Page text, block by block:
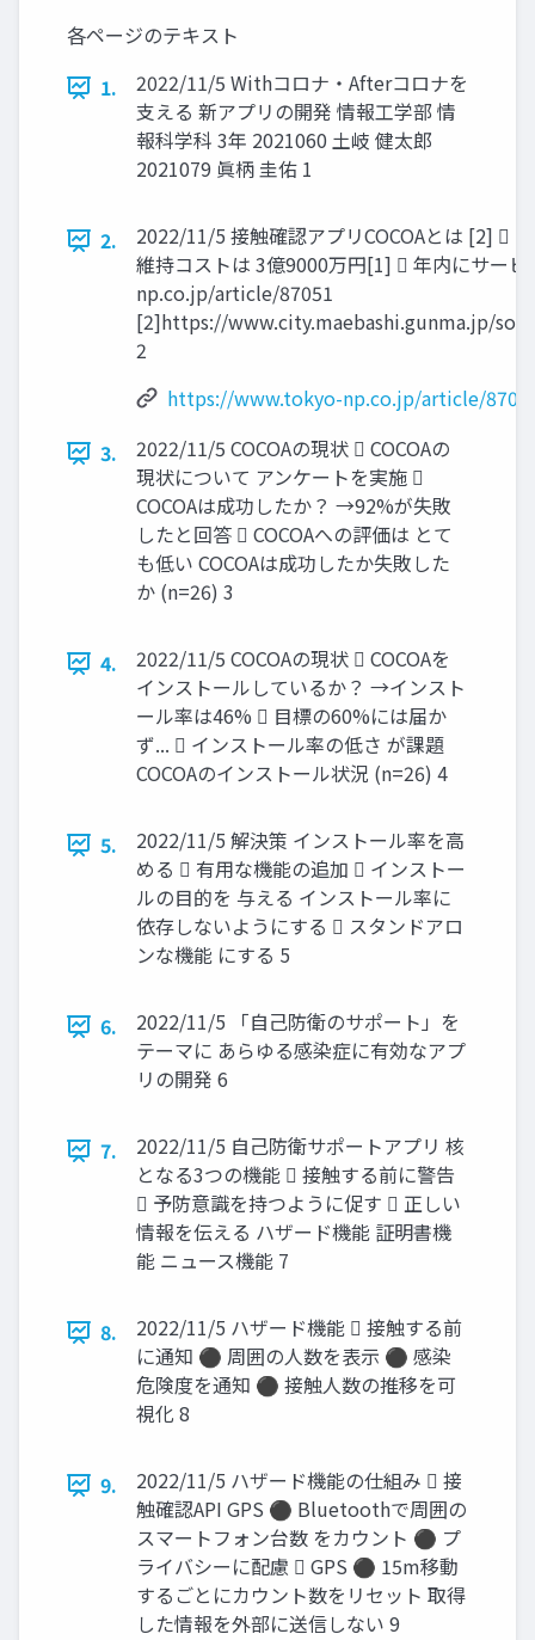
各ページのテキスト
1.
2022/11/5 Withコロナ・Afterコロナを
支える 新アプリの開発 情報工学部 情
報科学科 3年 2021060 土岐 健太郎
2021079 眞柄 圭佑 1
2.
2022/11/5 接触確認アプリCOCOAとは [2] 
維持コストは 3億9000万円[1]  年内にサー
np.co.jp/article/87051
[2]https://www.city.maebashi.gunma.jp/
2
https://www.tokyo-np.co.jp/article/
3.
2022/11/5 COCOAの現状  COCOAの
現状について アンケートを実施 
COCOAは成功したか？ →92%が失敗
したと回答  COCOAへの評価は とて
も低い COCOAは成功したか失敗した
か (n=26) 3
4.
2022/11/5 COCOAの現状  COCOAを
インストールしているか？ →インスト
ール率は46%  目標の60%には届か
ず...  インストール率の低さ が課題
COCOAのインストール状況 (n=26) 4
5.
2022/11/5 解決策 インストール率を高
める  有用な機能の追加  インストー
ルの目的を 与える インストール率に
依存しないようにする  スタンドアロ
ンな機能 にする 5
6.
2022/11/5 「自己防衛のサポート」を
テーマに あらゆる感染症に有効なアプ
リの開発 6
7.
2022/11/5 自己防衛サポートアプリ 核
となる3つの機能  接触する前に警告
 予防意識を持つように促す  正しい
情報を伝える ハザード機能 証明書機
能 ニュース機能 7
8.
2022/11/5 ハザード機能  接触する前
に通知 ⚫ 周囲の人数を表示 ⚫ 感染
危険度を通知 ⚫ 接触人数の推移を可
視化 8
9.
2022/11/5 ハザード機能の仕組み  接
触確認API GPS ⚫ Bluetoothで周囲の
スマートフォン台数 をカウント ⚫ プ
ライバシーに配慮  GPS ⚫ 15m移動
するごとにカウント数をリセット 取得
した情報を外部に送信しない 9